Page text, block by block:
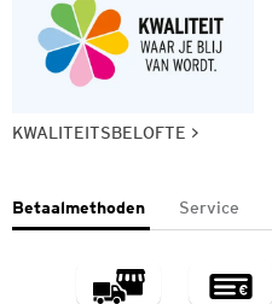
KWALITEITSBELOFTE
Betaalmethoden Service